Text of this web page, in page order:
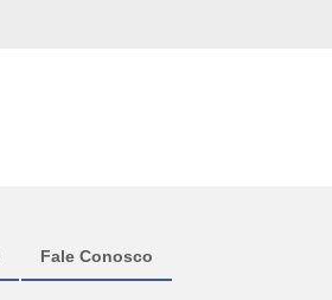
Fale Conosco